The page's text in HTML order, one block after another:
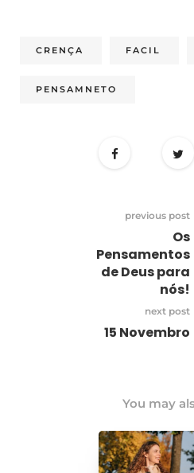
CRENÇA FACIL
PENSAMNETO
previous post
Os
Pensamentos
de Deus para
nós!
next post
15 Novembro
You may